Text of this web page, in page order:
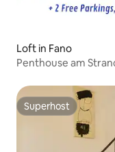
Loft in Fano
Penthouse am
Superhost
Superhost